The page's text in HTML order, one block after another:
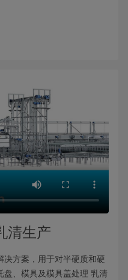
清生产
方案，用于对半硬质和硬
盘、模具及模具盖处理 乳清